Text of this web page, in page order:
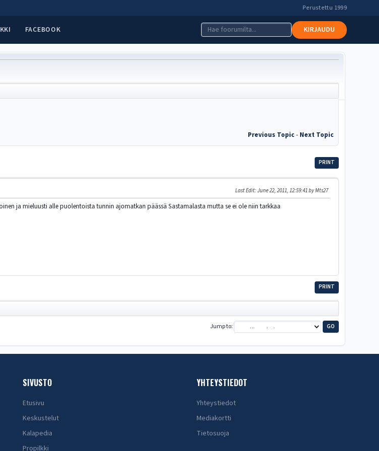
Perustettu 1999
FACEBOOK KIRJAUDU
Previous Topic- Next Topic
PRINT
Last Edit: June 22, 2011, 12:59:41 by Mts27
ja mieluusti alle puolentoista tunnin ajomatkan päässä Sastamalasta mutta se ei ole niin tarkkaa
PRINT
Jump to
SIVUSTO
Etusivu
Keskustelut
Kalapedia
Propilkki
YHTEYSTIEDOT
Yhteystiedot
Mediakortti
Tietosuoja